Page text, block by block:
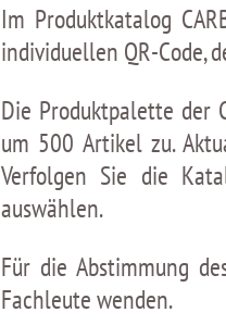
Im Produktkatalog
individuellen QR-Сode,
Die Produktpalette der
um 500 Artikel zu.
Verfolgen Sie die
auswählen.
Für die Abstimmung
Fachleute wenden.